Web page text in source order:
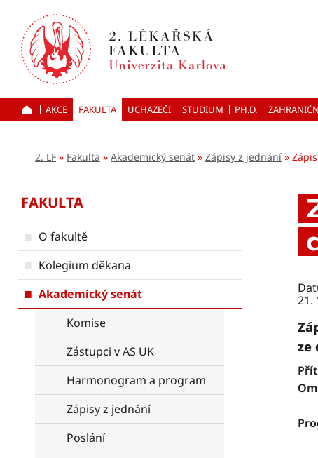
k hlavnímu
obsahu
ÚVOD
AKCE FAKULTA UCHAZEČI STUDIUM PH.D.
2. LF Fakulta Akademický senát Zápisy z jednání
FAKULTA
O fakultě
Kolegium děkana
Akademický senát
Komise
Zástupci v AS UK
Harmonogram a program
Zápisy z jednání
Poslání
21.
ze